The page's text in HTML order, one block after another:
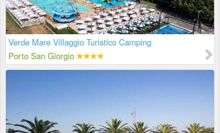
Verde Mare Villaggio Turistico Camping
Porto San Giorgio